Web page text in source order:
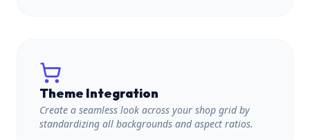
Theme Integration
Create a seamless look across your shop grid by
standardizing all backgrounds and aspect ratios.